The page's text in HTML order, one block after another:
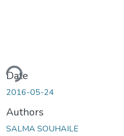
Date
2016-05-24
Authors
SALMA SOUHAILE